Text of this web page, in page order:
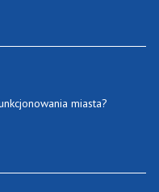
miasta?